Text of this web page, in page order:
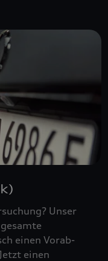
Unser
einen Vorab-
einen